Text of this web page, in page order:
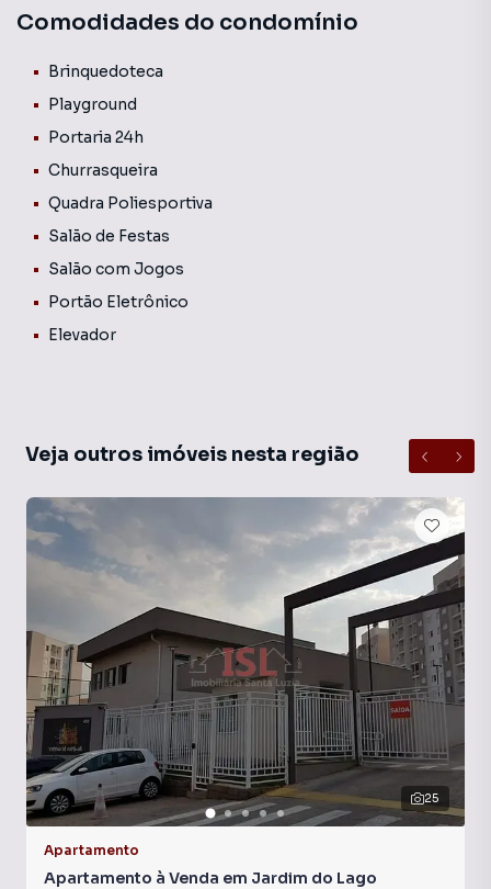
elevador, 2 salão de festas, churrasqueira, academia,
24 horas.
Comodidades do condomínio
Brinquedoteca
Playground
Portaria 24h
Churrasqueira
Quadra Poliesportiva
Salão de Festas
Salão com Jogos
Portão Eletrônico
Elevador
Veja outros imóveis nesta região
25
Apartamento
Apartamento à Venda em Jardim do Lago